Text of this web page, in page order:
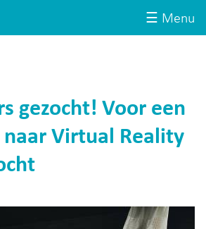
☰ Menu
gezocht! Voor een
naar Virtual Reality